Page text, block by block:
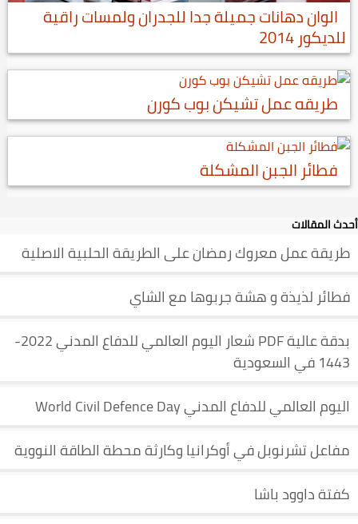
الوان دهانات جميلة جدا للجدران ولمسات راقية
للديكور 2014
طريقه عمل تشيكن بوب كورن
فطائر الجبن المشكلة
أحدث المقالات
طريقة عمل معروك رمضان على الطريقة الحلبية الاصلية
فطائر لذيذة و هشة جربوها مع الشاي
بدقة عالية PDF شعار اليوم العالمي للدفاع المدني 2022-
1443 في السعودية
اليوم العالمي للدفاع المدني World Civil Defence Day
مفاعل تشرنوبل في أوكرانيا وكارثة محطة الطاقة النووية
كفتة داوود باشا